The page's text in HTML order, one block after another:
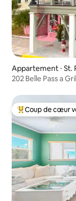
Appartement ⋅ St.
202 Belle Pass a
Coups de cœur
Coup de cœur